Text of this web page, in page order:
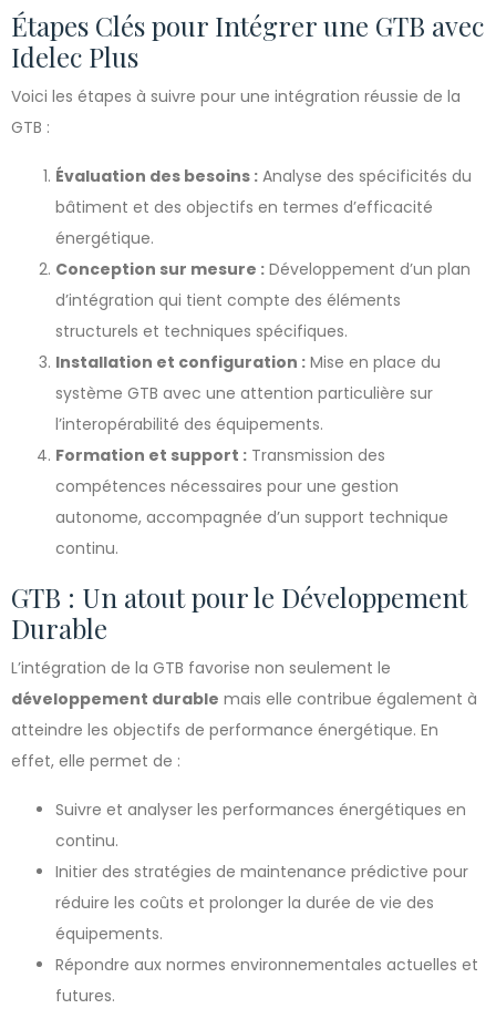
Étapes Clés pour Intégrer une GTB avec
Idelec Plus
Voici les étapes à suivre pour une intégration réussie de la
GTB :
Évaluation des besoins : Analyse des spécificités du
bâtiment et des objectifs en termes d’efficacité
énergétique.
Conception sur mesure : Développement d’un plan
d’intégration qui tient compte des éléments
structurels et techniques spécifiques.
Installation et configuration : Mise en place du
système GTB avec une attention particulière sur
l’interopérabilité des équipements.
Formation et support : Transmission des
compétences nécessaires pour une gestion
autonome, accompagnée d’un support technique
continu.
GTB : Un atout pour le Développement
Durable
L’intégration de la GTB favorise non seulement le
développement durable mais elle contribue également à
atteindre les objectifs de performance énergétique. En
effet, elle permet de :
Suivre et analyser les performances énergétiques en
continu.
Initier des stratégies de maintenance prédictive pour
réduire les coûts et prolonger la durée de vie des
équipements.
Répondre aux normes environnementales actuelles et
futures.